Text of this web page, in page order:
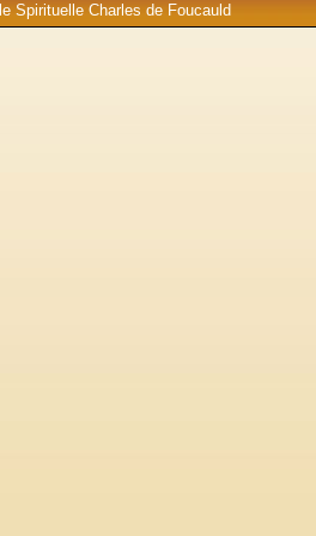
Spirituelle Charles de Foucauld